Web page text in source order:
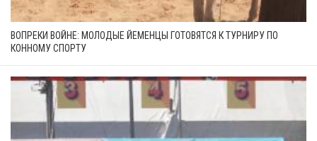
ВОПРЕКИ ВОЙНЕ: МОЛОДЫЕ ЙЕМЕНЦЫ ГОТОВЯТСЯ К ТУРНИРУ ПО
КОННОМУ СПОРТУ